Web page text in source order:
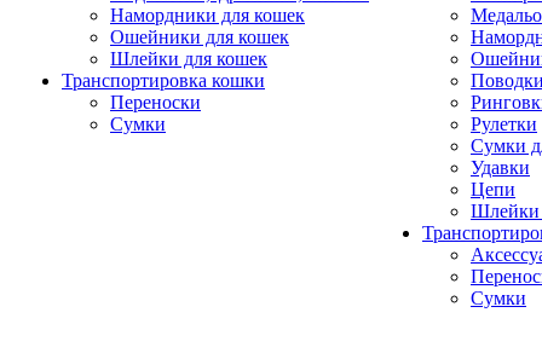
Намордники для кошек
Ошейники для кошек
Шлейки для кошек
Транспортировка кошки
Переноски
Сумки
Рулетки
Сумки
Удавки
Цепи
Шлейки
Сумки